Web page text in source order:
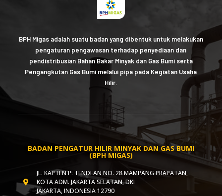
BPH Migas adalah suatu badan yang dibentuk untuk melakukan
pengaturan pengawasan terhadap penyediaan dan
pendistribusian Bahan Bakar Minyak dan Gas Bumi serta
Pengangkutan Gas Bumi melalui pipa pada Kegiatan Usaha
Hilir.
BADAN PENGATUR HILIR MINYAK DAN GAS BUMI
(BPH MIGAS)
JL. KAPTEN P. TENDEAN NO. 28 MAMPANG PRAPATAN,
KOTA ADM. JAKARTA SELATAN, DKI
JAKARTA, INDONESIA 12790